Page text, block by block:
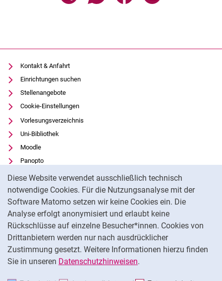
Diese Website verwendet ausschließlich technisch
notwendige Cookies. Für die Nutzungsanalyse mit der
Software Matomo setzen wir keine Cookies ein. Die
Analyse erfolgt anonymisiert und erlaubt keine
Rückschlüsse auf einzelne Besucher*innen. Cookies von
Drittanbietern werden nur nach ausdrücklicher
Zustimmung gesetzt. Weitere Informationen hierzu finden
Sie in unseren Datenschutzhinweisen.
Kontakt & Anfahrt
Einrichtungen suchen
Stellenangebote
Cookie-Einstellungen
Vorlesungsverzeichnis
Uni-Bibliothek
Moodle
Panopto
Datenschutz
Barrierefreiheit
Transparenter KI-Einsatz
Impressum
Externer Link: Universität Kassel auf
Facebook(öffnet neues Fenster)
Externer Link: Universität Kassel auf
Instagram (öffnet neues Fenster)